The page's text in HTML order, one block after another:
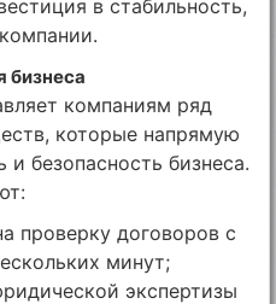
в стабильность,
бизнеса
компаниям ряд
которые напрямую
безопасность бизнеса.
проверку договоров с
минут;
экспертизы